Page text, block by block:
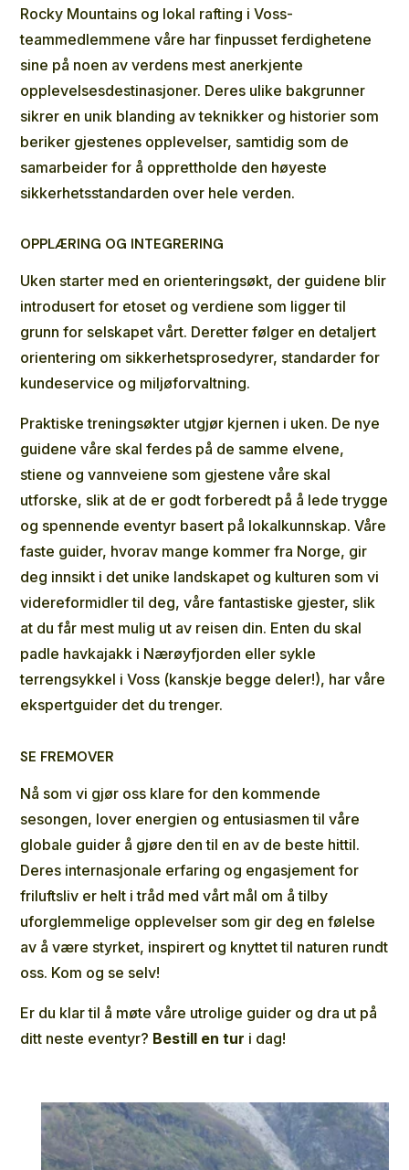
Rocky Mountains og lokal rafting i Voss-
teammedlemmene våre har finpusset ferdighetene
sine på noen av verdens mest anerkjente
opplevelsesdestinasjoner. Deres ulike bakgrunner
sikrer en unik blanding av teknikker og historier som
beriker gjestenes opplevelser, samtidig som de
samarbeider for å opprettholde den høyeste
sikkerhetsstandarden over hele verden.
OPPLÆRING OG INTEGRERING
Uken starter med en orienteringsøkt, der guidene blir
introdusert for etoset og verdiene som ligger til
grunn for selskapet vårt. Deretter følger en detaljert
orientering om sikkerhetsprosedyrer, standarder for
kundeservice og miljøforvaltning.
Praktiske treningsøkter utgjør kjernen i uken. De nye
guidene våre skal ferdes på de samme elvene,
stiene og vannveiene som gjestene våre skal
utforske, slik at de er godt forberedt på å lede trygge
og spennende eventyr basert på lokalkunnskap. Våre
faste guider, hvorav mange kommer fra Norge, gir
deg innsikt i det unike landskapet og kulturen som vi
videreformidler til deg, våre fantastiske gjester, slik
at du får mest mulig ut av reisen din. Enten du skal
padle havkajakk i Nærøyfjorden eller sykle
terrengsykkel i Voss (kanskje begge deler!), har våre
ekspertguider det du trenger.
SE FREMOVER
Nå som vi gjør oss klare for den kommende
sesongen, lover energien og entusiasmen til våre
globale guider å gjøre den til en av de beste hittil.
Deres internasjonale erfaring og engasjement for
friluftsliv er helt i tråd med vårt mål om å tilby
uforglemmelige opplevelser som gir deg en følelse
av å være styrket, inspirert og knyttet til naturen rundt
oss. Kom og se selv!
Er du klar til å møte våre utrolige guider og dra ut på
ditt neste eventyr? Bestill en tur i dag!